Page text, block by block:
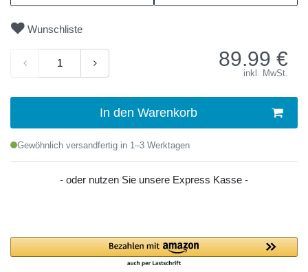
Wunschliste
89.99 €
inkl. MwSt.
In den Warenkorb
Gewöhnlich versandfertig in 1–3 Werktagen
- oder nutzen Sie unsere Express Kasse -